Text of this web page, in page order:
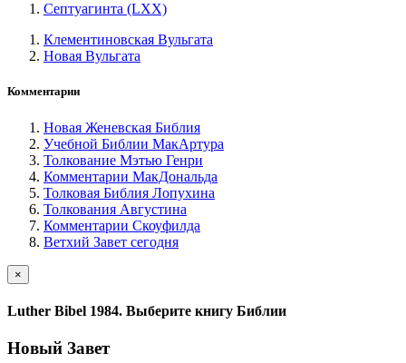
Септуагинта (LXX)
Клементиновская Вульгата
Новая Вульгата
Комментарии
Новая Женевская Библия
Учебной Библии МакАртура
Толкование Мэтью Генри
Комментарии МакДональда
Толковая Библия Лопухина
Толкования Августина
Комментарии Скоуфилда
Ветхий Завет сегодня
×
Luther Bibel 1984. Выберите книгу Библии
Новый Завет